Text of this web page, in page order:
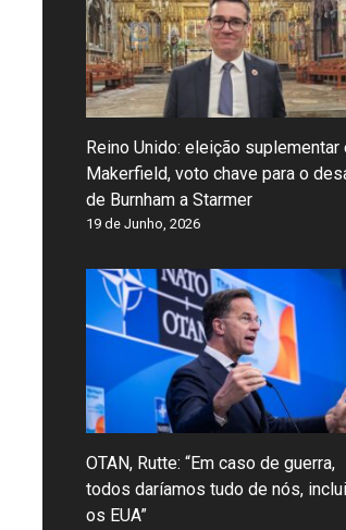
Reino Unido: eleição suplementar
Makerfield, voto chave para o
de Burnham a Starmer
19 de Junho, 2026
OTAN, Rutte: “Em caso de guerra,
todos daríamos tudo de nós,
os EUA”